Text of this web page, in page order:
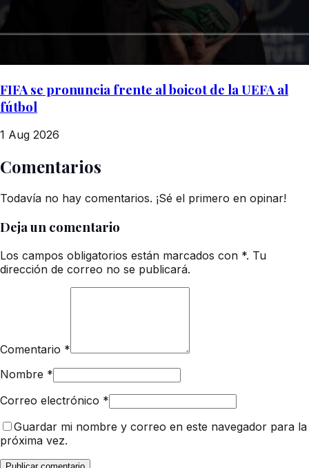
FIFA se pronuncia frente al boicot de la UEFA al
fútbol
1 Aug 2026
Comentarios
Todavía no hay comentarios. ¡Sé el primero en opinar!
Deja un comentario
Los campos obligatorios están marcados con *. Tu
dirección de correo no se publicará.
Comentario *
Nombre *
Correo electrónico *
Guardar mi nombre y correo en este navegador para la
próxima vez.